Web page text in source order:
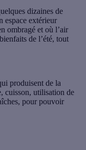
dizaines de
espace extérieur
ombragé et où l’air
de l’été, tout
produisent de la
cuisson, utilisation de
pour pouvoir